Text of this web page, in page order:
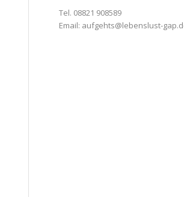
Tel. 08821 908589
Email: aufgehts@lebenslust-